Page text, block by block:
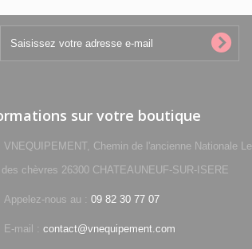
sur votre boutique
VNEQUIPEMENT, Chemin de l'ancienne Nationale Le
chèvres 26300 CHATEAUNEUF-SUR-ISERE
Appelez-nous au : 09 82 30 77 07
E-mail : contact@vnequipement.com